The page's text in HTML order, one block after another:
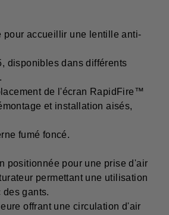
pour accueillir une lentille anti-
disponibles dans différents
de l'écran RapidFire™
et installation aisés,
fumé foncé.
positionnée pour une prise d'air
permettant une utilisation
des gants.
offrant une circulation d'air